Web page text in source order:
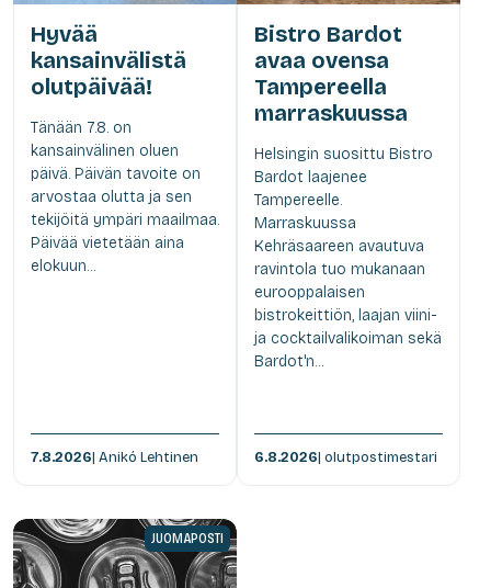
Hyvää
kansainvälistä
olutpäivää!
Tänään 7.8. on
kansainvälinen oluen
päivä. Päivän tavoite on
arvostaa olutta ja sen
tekijöitä ympäri maailmaa.
Päivää vietetään aina
elokuun...
7.8.2026| Anikó Lehtinen
Bistro Bardot
avaa ovensa
Tampereella
marraskuussa
Helsingin suosittu Bistro
Bardot laajenee
Tampereelle.
Marraskuussa
Kehräsaareen avautuva
ravintola tuo mukanaan
eurooppalaisen
bistrokeittiön, laajan viini-
ja cocktailvalikoiman sekä
Bardot'n...
6.8.2026| olutpostimestari
JUOMAPOSTI